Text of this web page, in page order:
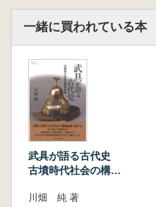
一緒に買われている本
武具が語る古代史
古墳時代社会の構造
川畑 純 著